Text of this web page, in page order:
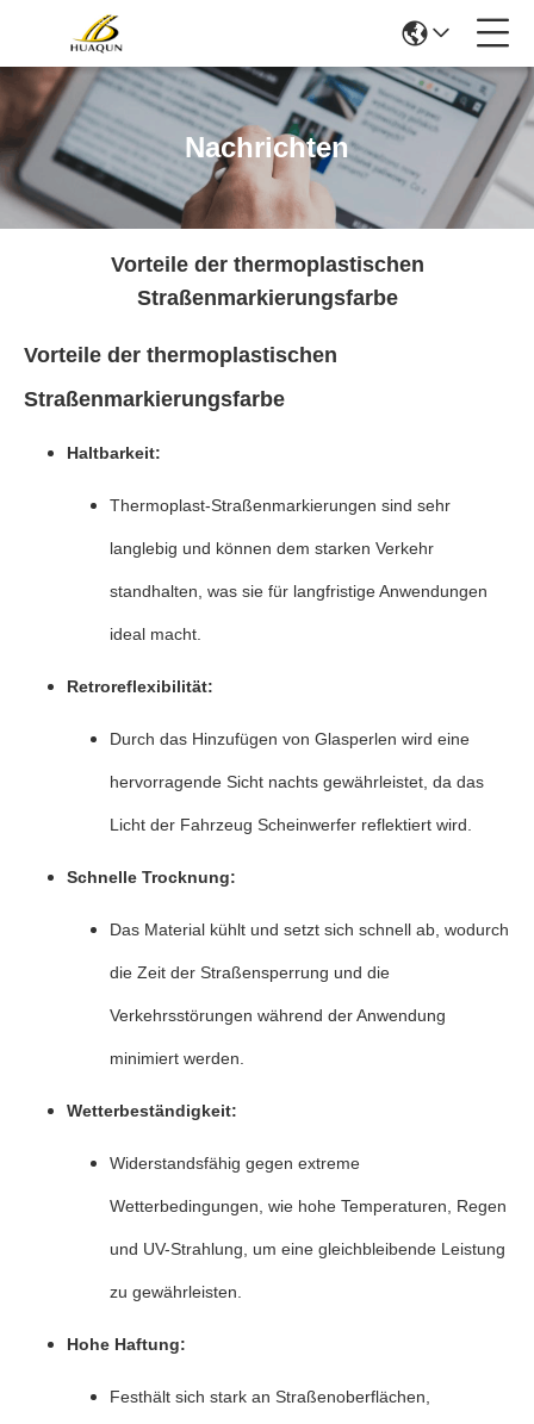
Nachrichten
Vorteile der thermoplastischen
Straßenmarkierungsfarbe
Vorteile der thermoplastischen
Straßenmarkierungsfarbe
Haltbarkeit:
Thermoplast-Straßenmarkierungen sind sehr
langlebig und können dem starken Verkehr
standhalten, was sie für langfristige Anwendungen
ideal macht.
Retroreflexibilität:
Durch das Hinzufügen von Glasperlen wird eine
hervorragende Sicht nachts gewährleistet, da das
Licht der Fahrzeug Scheinwerfer reflektiert wird.
Schnelle Trocknung:
Das Material kühlt und setzt sich schnell ab, wodurch
die Zeit der Straßensperrung und die
Verkehrsstörungen während der Anwendung
minimiert werden.
Wetterbeständigkeit:
Widerstandsfähig gegen extreme
Wetterbedingungen, wie hohe Temperaturen, Regen
und UV-Strahlung, um eine gleichbleibende Leistung
zu gewährleisten.
Hohe Haftung:
Festhält sich stark an Straßenoberflächen,